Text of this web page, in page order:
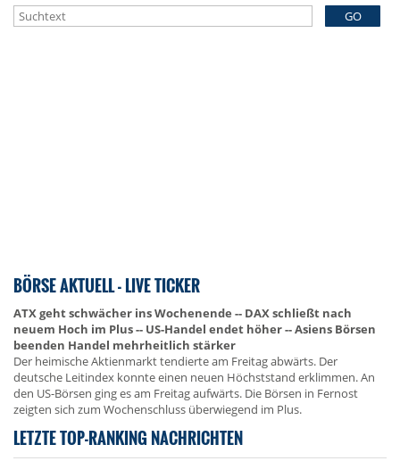
GO
BÖRSE AKTUELL - LIVE TICKER
ATX geht schwächer ins Wochenende -- DAX schließt nach
neuem Hoch im Plus -- US-Handel endet höher -- Asiens Börsen
beenden Handel mehrheitlich stärker
Der heimische Aktienmarkt tendierte am Freitag abwärts. Der
deutsche Leitindex konnte einen neuen Höchststand erklimmen. An
den US-Börsen ging es am Freitag aufwärts. Die Börsen in Fernost
zeigten sich zum Wochenschluss überwiegend im Plus.
LETZTE TOP-RANKING NACHRICHTEN